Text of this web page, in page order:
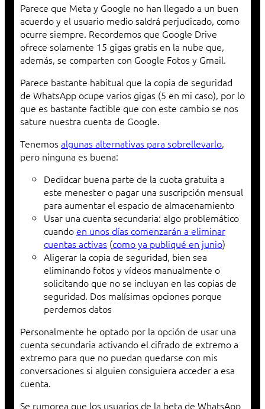
Parece que Meta y Google no han llegado a un buen
acuerdo y el usuario medio saldrá perjudicado, como
ocurre siempre. Recordemos que Google Drive
ofrece solamente 15 gigas gratis en la nube que,
además, se comparten con Google Fotos y Gmail.
Parece bastante habitual que la copia de seguridad
de WhatsApp ocupe varios gigas (5 en mi caso), por lo
que es bastante factible que con este cambio se nos
sature nuestra cuenta de Google.
Tenemosalgunas alternativas para sobrellevarlo,
pero ninguna es buena:
Dedidcar buena parte de la cuota gratuita a
este menester o pagar una suscripción mensual
para aumentar el espacio de almacenamiento
Usar una cuenta secundaria: algo problemático
cuando en unos días comenzarán a eliminar
cuentas activas (como ya publiqué en junio)
Aligerar la copia de seguridad, bien sea
eliminando fotos y vídeos manualmente o
solicitando que no se incluyan en las copias de
seguridad. Dos malísimas opciones porque
perdemos datos
Personalmente he optado por la opción de usar una
cuenta secundaria activando el cifrado de extremo a
extremo para que no puedan quedarse con mis
conversaciones si alguien consiguiera acceder a esa
cuenta.
Se rumorea que los usuarios de la beta de WhatsApp